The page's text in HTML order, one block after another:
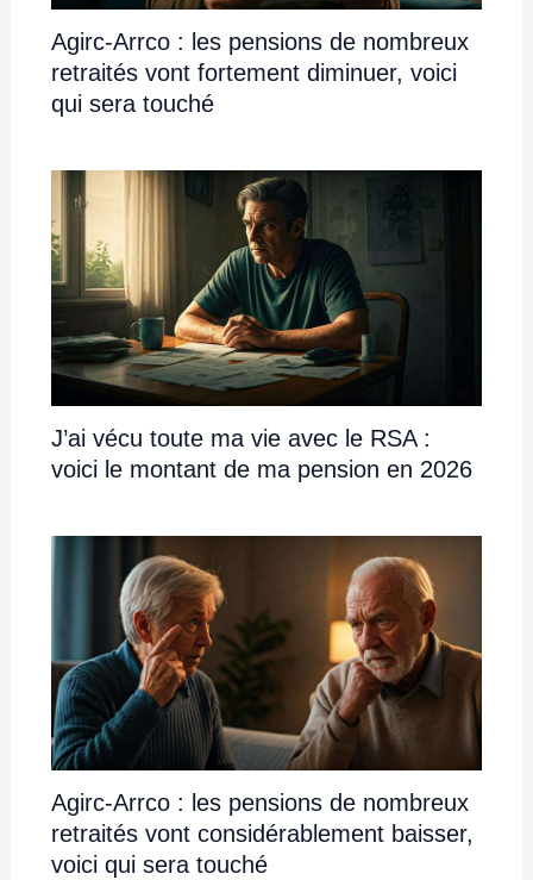
Agirc-Arrco : les pensions de nombreux
retraités vont fortement diminuer, voici
qui sera touché
J’ai vécu toute ma vie avec le RSA :
voici le montant de ma pension en 2026
Agirc-Arrco : les pensions de nombreux
retraités vont considérablement baisser,
voici qui sera touché